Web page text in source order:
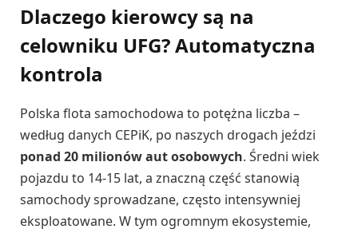
Dlaczego kierowcy są na
celowniku UFG? Automatyczna
kontrola
Polska flota samochodowa to potężna liczba –
według danych CEPiK, po naszych drogach jeździ
ponad 20 milionów aut osobowych. Średni wiek
pojazdu to 14-15 lat, a znaczną część stanowią
samochody sprowadzane, często intensywniej
eksploatowane. W tym ogromnym ekosystemie,